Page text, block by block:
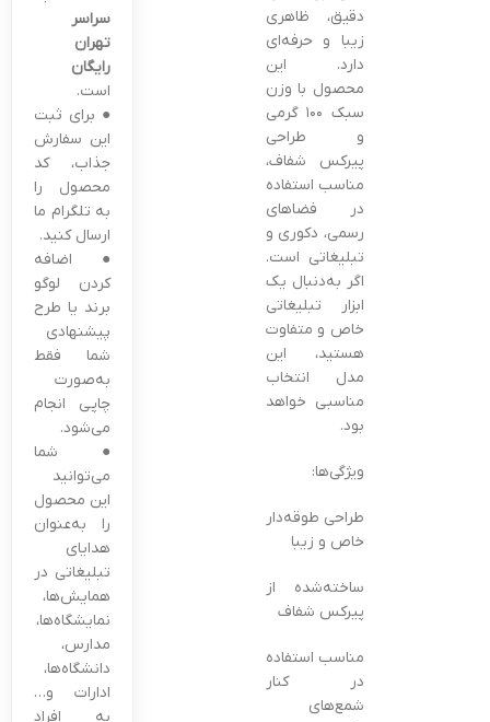
دقیق، ظاهری
زیبا و حرفه‌ای
دارد. این
محصول با وزن
سبک ۱۰۰ گرمی
و طراحی
پیرکس شفاف،
مناسب استفاده
در فضاهای
رسمی، دکوری و
تبلیغاتی است.
اگر به‌دنبال یک
ابزار تبلیغاتی
خاص و متفاوت
هستید، این
مدل انتخاب
مناسبی خواهد
بود.
ویژگی‌ها:
طراحی طوقه‌دار
خاص و زیبا
ساخته‌شده از
پیرکس شفاف
مناسب استفاده
در کنار
شمع‌های
سراسر
تهران
رایگان
است.
● برای ثبت
این سفارش
جذاب، کد
محصول را
به تلگرام ما
ارسال کنید.
● اضافه
کردن لوگو
برند یا طرح
پیشنهادی
شما فقط
به‌صورت
چاپی انجام
می‌شود.
● شما
می‌توانید
این محصول
را به‌عنوان
هدایای
تبلیغاتی در
همایش‌ها،
نمایشگاه‌ها،
مدارس،
دانشگاه‌ها،
ادارات و…
به افراد